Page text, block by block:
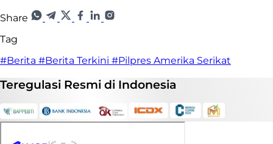
Share
Tag
#Berita #Berita Terkini #Pilpres Amerika Serikat
Teregulasi Resmi di Indonesia